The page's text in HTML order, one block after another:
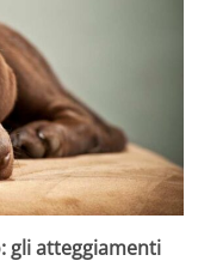
gli atteggiamenti